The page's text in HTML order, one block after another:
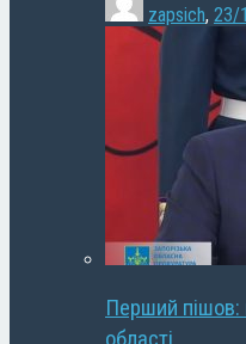
zapsich, 23/
Перший пішов:
області